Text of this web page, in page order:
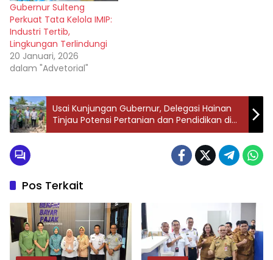
Gubernur Sulteng
Perkuat Tata Kelola IMIP:
Industri Tertib,
Lingkungan Terlindungi
20 Januari, 2026
dalam "Advetorial"
Usai Kunjungan Gubernur, Delegasi Hainan
Tinjau Potensi Pertanian dan Pendidikan di
Sulteng
Pos Terkait